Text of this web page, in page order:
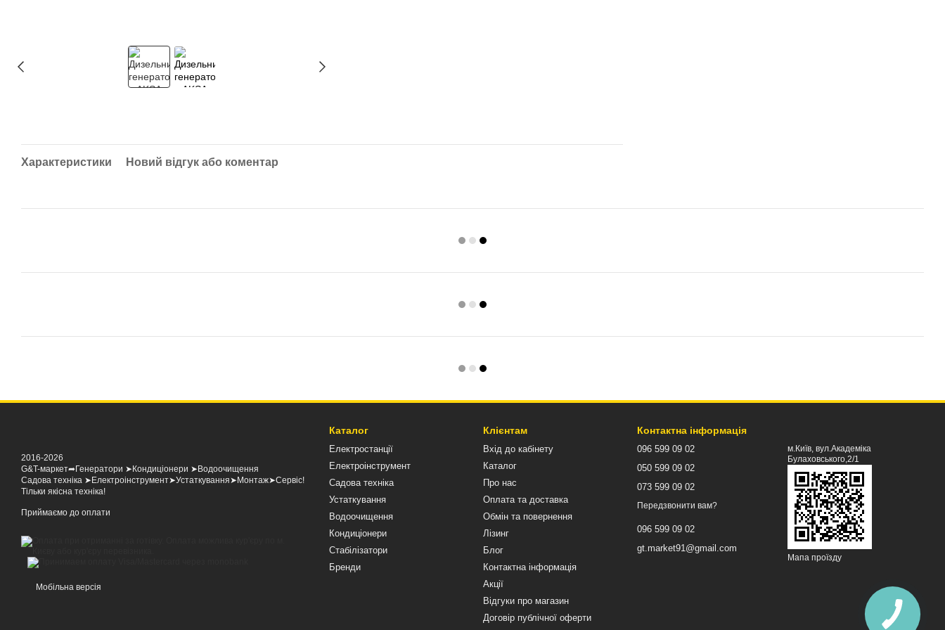
Характеристики Новий відгук або коментар
2016-2026
G&T-маркет➦Генератори ➤Кондиціонери ➤Водоочищення
Садова техніка ➤Електроінструмент➤Устаткування➤Монтаж➤Сервіс!
Тільки якісна техніка!
Приймаємо до оплати
Мобільна версія
Каталог
Електростанції
Електроінструмент
Садова техніка
Устаткування
Водоочищення
Кондиціонери
Стабілізатори
Бренди
Клієнтам
Вхід до кабінету
Каталог
Про нас
Оплата та доставка
Обмін та повернення
Лізинг
Блог
Контактна інформація
Акції
Відгуки про магазин
Договір публічної оферти
Контактна інформація
096 599 09 02
050 599 09 02
073 599 09 02
Передзвонити вам?
096 599 09 02
gt.market91@gmail.com
м.Київ, вул.Академіка
Булаховського,2/1
Мапа проїзду